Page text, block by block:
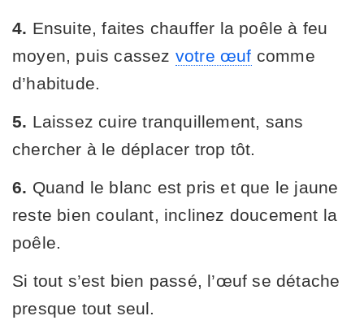
4. Ensuite, faites chauffer la poêle à feu
moyen, puis cassez votre œuf comme
d’habitude.
5. Laissez cuire tranquillement, sans
chercher à le déplacer trop tôt.
6. Quand le blanc est pris et que le jaune
reste bien coulant, inclinez doucement la
poêle.
Si tout s’est bien passé, l’œuf se détache
presque tout seul.